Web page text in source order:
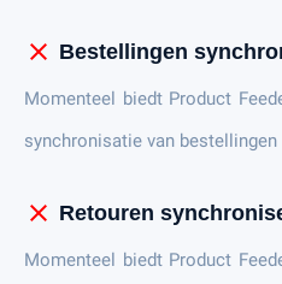
close Bestellingen
Momenteel biedt Product
synchronisatie van
close Retouren
Momenteel biedt Product